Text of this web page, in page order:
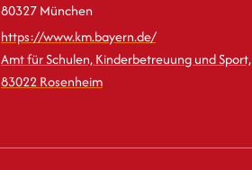
80327 München
https://www.km.bayern.de/
Amt für Schulen, Kinderbetreuung und Sport,
83022 Rosenheim